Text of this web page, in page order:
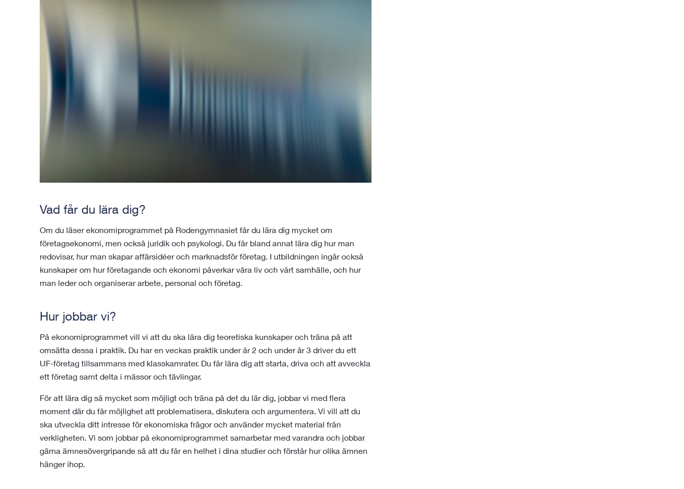
Vad får du lära dig?
Om du läser ekonomiprogrammet på Rodengymnasiet får du lära dig mycket om
företagsekonomi, men också juridik och psykologi. Du får bland annat lära dig hur man
redovisar, hur man skapar affärsidéer och marknadsför företag. I utbildningen ingår också
kunskaper om hur företagande och ekonomi påverkar våra liv och vårt samhälle, och hur
man leder och organiserar arbete, personal och företag.
Hur jobbar vi?
På ekonomiprogrammet vill vi att du ska lära dig teoretiska kunskaper och träna på att
omsätta dessa i praktik. Du har en veckas praktik under år 2 och under år 3 driver du ett
UF-företag tillsammans med klasskamrater. Du får lära dig att starta, driva och att avveckla
ett företag samt delta i mässor och tävlingar.
För att lära dig så mycket som möjligt och träna på det du lär dig, jobbar vi med flera
moment där du får möjlighet att problematisera, diskutera och argumentera. Vi vill att du
ska utveckla ditt intresse för ekonomiska frågor och använder mycket material från
verkligheten. Vi som jobbar på ekonomiprogrammet samarbetar med varandra och jobbar
gärna ämnesövergripande så att du får en helhet i dina studier och förstår hur olika ämnen
hänger ihop.